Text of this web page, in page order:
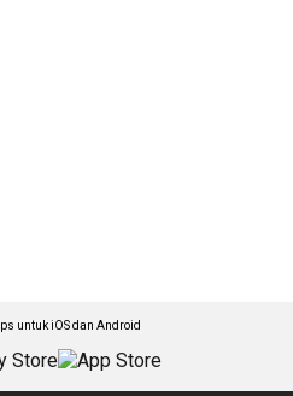
untuk iOS dan Android